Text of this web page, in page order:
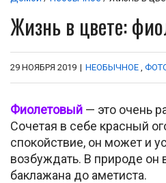
Жизнь в цвете:
29 НОЯБРЯ 2019 | НЕОБЫЧНОЕ ,
Фиолетовый — это очень
Сочетая в себе красный
спокойствие, он может и
возбуждать. В природе он
баклажана до аметиста.